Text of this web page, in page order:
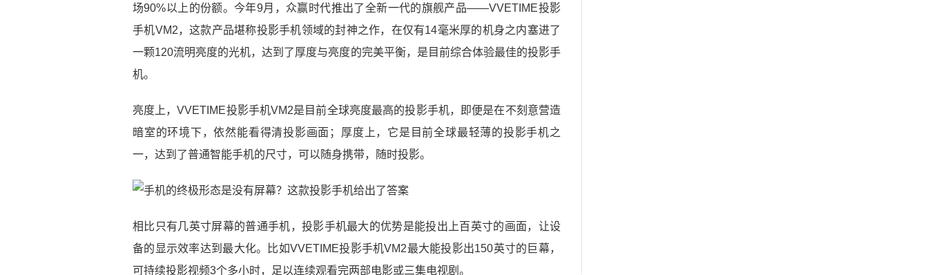
场90%以上的份额。今年9月，众赢时代推出了全新一代的旗舰产品——VVETIME投影
手机VM2，这款产品堪称投影手机领域的封神之作，在仅有14毫米厚的机身之内塞进了
一颗120流明亮度的光机，达到了厚度与亮度的完美平衡，是目前综合体验最佳的投影手
机。
亮度上，VVETIME投影手机VM2是目前全球亮度最高的投影手机，即便是在不刻意营造
暗室的环境下，依然能看得清投影画面；厚度上，它是目前全球最轻薄的投影手机之
一，达到了普通智能手机的尺寸，可以随身携带，随时投影。
相比只有几英寸屏幕的普通手机，投影手机最大的优势是能投出上百英寸的画面，让设
备的显示效率达到最大化。比如VVETIME投影手机VM2最大能投影出150英寸的巨幕，
可持续投影视频3个多小时，足以连续观看完两部电影或三集电视剧。